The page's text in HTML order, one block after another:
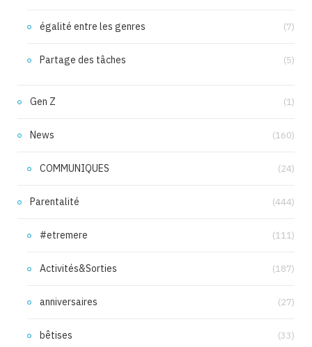
égalité entre les genres (7)
Partage des tâches (5)
Gen Z (1)
News (160)
COMMUNIQUES (24)
Parentalité (444)
#etremere (111)
Activités&Sorties (187)
anniversaires (27)
bêtises (33)